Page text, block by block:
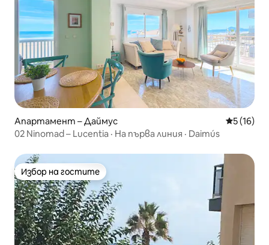
Апартамент – Даймус Средна
5 (16)
02 Ninomad – Lucentia · На първа линия · Daimús
Избор на гостите
Избор на гостите